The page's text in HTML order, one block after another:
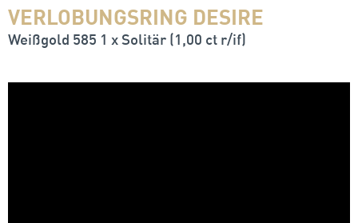
VERLOBUNGSRING DESIRE
Weißgold 585 1 x Solitär (1,00 ct r/if)